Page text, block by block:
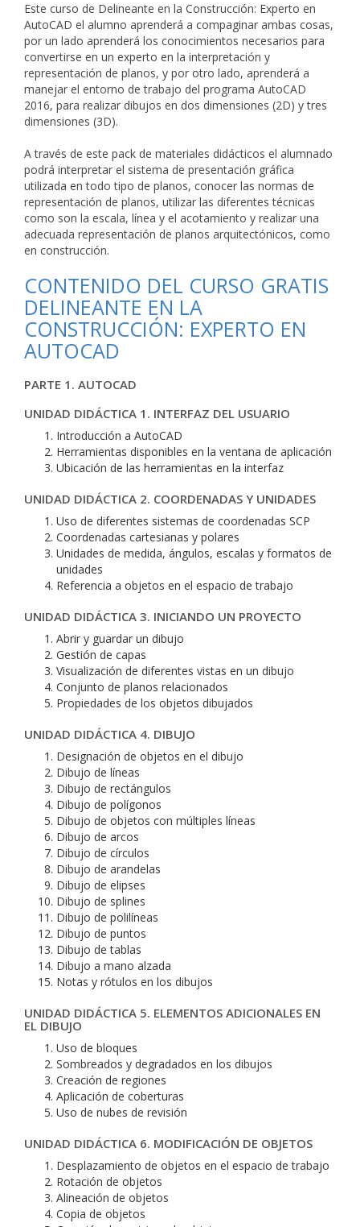
Este curso de Delineante en la Construcción: Experto en
AutoCAD el alumno aprenderá a compaginar ambas cosas,
por un lado aprenderá los conocimientos necesarios para
convertirse en un experto en la interpretación y
representación de planos, y por otro lado, aprenderá a
manejar el entorno de trabajo del programa AutoCAD
2016, para realizar dibujos en dos dimensiones (2D) y tres
dimensiones (3D).
A través de este pack de materiales didácticos el alumnado
podrá interpretar el sistema de presentación gráfica
utilizada en todo tipo de planos, conocer las normas de
representación de planos, utilizar las diferentes técnicas
como son la escala, línea y el acotamiento y realizar una
adecuada representación de planos arquitectónicos, como
en construcción.
CONTENIDO DEL CURSO GRATIS
DELINEANTE EN LA
CONSTRUCCIÓN: EXPERTO EN
AUTOCAD
PARTE 1. AUTOCAD
UNIDAD DIDÁCTICA 1. INTERFAZ DEL USUARIO
Introducción a AutoCAD
Herramientas disponibles en la ventana de aplicación
Ubicación de las herramientas en la interfaz
UNIDAD DIDÁCTICA 2. COORDENADAS Y UNIDADES
Uso de diferentes sistemas de coordenadas SCP
Coordenadas cartesianas y polares
Unidades de medida, ángulos, escalas y formatos de
unidades
Referencia a objetos en el espacio de trabajo
UNIDAD DIDÁCTICA 3. INICIANDO UN PROYECTO
Abrir y guardar un dibujo
Gestión de capas
Visualización de diferentes vistas en un dibujo
Conjunto de planos relacionados
Propiedades de los objetos dibujados
UNIDAD DIDÁCTICA 4. DIBUJO
Designación de objetos en el dibujo
Dibujo de líneas
Dibujo de rectángulos
Dibujo de polígonos
Dibujo de objetos con múltiples líneas
Dibujo de arcos
Dibujo de círculos
Dibujo de arandelas
Dibujo de elipses
Dibujo de splines
Dibujo de polilíneas
Dibujo de puntos
Dibujo de tablas
Dibujo a mano alzada
Notas y rótulos en los dibujos
UNIDAD DIDÁCTICA 5. ELEMENTOS ADICIONALES EN
EL DIBUJO
Uso de bloques
Sombreados y degradados en los dibujos
Creación de regiones
Aplicación de coberturas
Uso de nubes de revisión
UNIDAD DIDÁCTICA 6. MODIFICACIÓN DE OBJETOS
Desplazamiento de objetos en el espacio de trabajo
Rotación de objetos
Alineación de objetos
Copia de objetos